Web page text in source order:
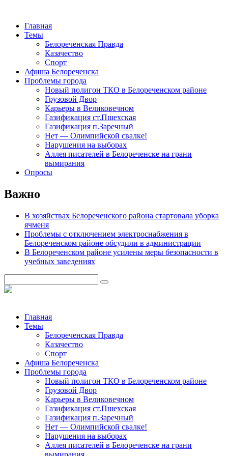
Главная
Темы
Белореченская Правда
Казачество
Спорт
Афиша Белореченска
Проблемы города
Новый полигон ТКО в Белореченском районе
Грузовой Двор
Карьеры в Великовечном
Газификация ст.Пшехская
Газификация п.Заречный
Нет — Олимпийской свалке!
Нарушения на выборах
Аллея писателей в Белореченске на грани
вымирания
Опросы
Важно
В хозяйствах Белореченского района стартовала уборка
ячменя
Проблемы с отключением электроснабжения в
Белореченском районе обсудили в администрации
В Белореченском районе усилены меры безопасности в
учебных заведениях
Главная
Темы
Белореченская Правда
Казачество
Спорт
Афиша Белореченска
Проблемы города
Новый полигон ТКО в Белореченском районе
Грузовой Двор
Карьеры в Великовечном
Газификация ст.Пшехская
Газификация п.Заречный
Нет — Олимпийской свалке!
Нарушения на выборах
Аллея писателей в Белореченске на грани
вымирания